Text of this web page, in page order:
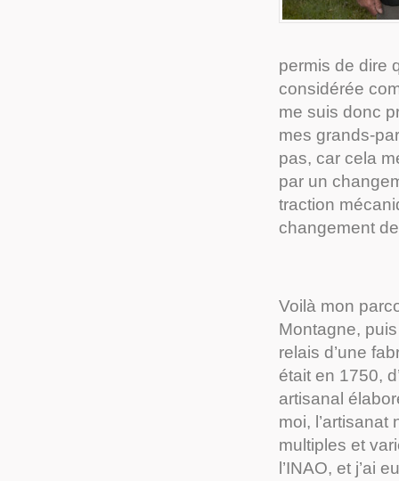
permis de dire
considérée
me suis donc
mes grands-
pas, car cela
par un
traction
changement
Voilà mon
Montagne,
relais d’une
était en 1750,
artisanal
moi, l’artisanat
multiples et
l’INAO, et j’ai